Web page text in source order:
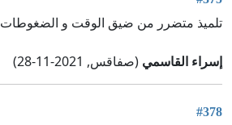
تلميذ متضرر من ضيق الوقت و الضغوطات
إسراء القاسمي (صفاقس, 2021-11-28)
#378